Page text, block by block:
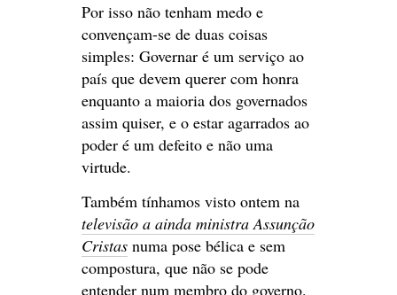
Por isso não tenham medo e
convençam-se de duas coisas
simples: Governar é um serviço ao
país que devem querer com honra
enquanto a maioria dos governados
assim quiser, e o estar agarrados ao
poder é um defeito e não uma
virtude.
Também tínhamos visto ontem na
televisão a ainda ministra Assunção
Cristas numa pose bélica e sem
compostura, que não se pode
entender num membro do governo.